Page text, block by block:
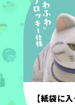
【紙袋に